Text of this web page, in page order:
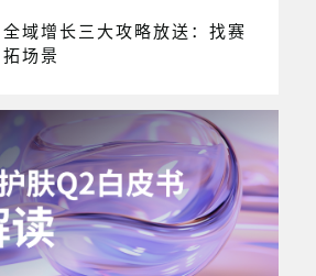
全域增长三大攻略放送：找赛
场景